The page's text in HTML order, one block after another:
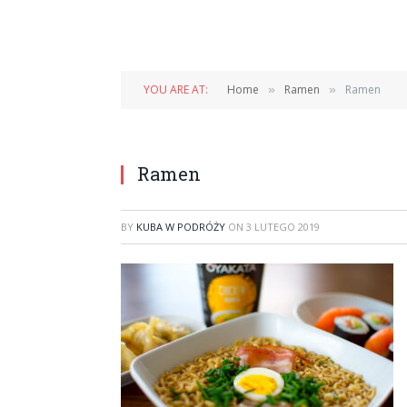
YOU ARE AT: Home » Ramen » Ramen
Ramen
BY KUBA W PODRÓŻY ON 3 LUTEGO 2019